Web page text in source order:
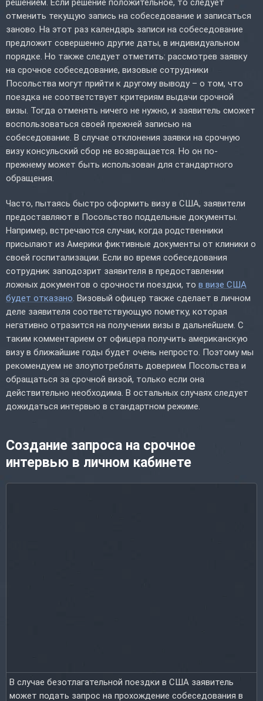
отменить текущую запись на собеседование и записаться
заново. На этот раз календарь записи на собеседование
предложит совершенно другие даты, в индивидуальном
порядке. Но также следует отметить: рассмотрев заявку
на срочное собеседование, визовые сотрудники
Посольства могут прийти к другому выводу – о том, что
поездка не соответствует критериям выдачи срочной
визы. Тогда отменять ничего не нужно, и заявитель сможет
воспользоваться своей прежней записью на
собеседование. В случае отклонения заявки на срочную
визу консульский сбор не возвращается. Но он по-
прежнему может быть использован для стандартного
обращения.
Часто, пытаясь быстро оформить визу в США, заявители
предоставляют в Посольство поддельные документы.
Например, встречаются случаи, когда родственники
присылают из Америки фиктивные документы от клиники о
своей госпитализации. Если во время собеседования
сотрудник заподозрит заявителя в предоставлении
ложных документов о срочности поездки, то в визе США
будет отказано . Визовый офицер также сделает в личном
деле заявителя соответствующую пометку, которая
негативно отразится на получении визы в дальнейшем. С
таким комментарием от офицера получить американскую
визу в ближайшие годы будет очень непросто. Поэтому мы
рекомендуем не злоупотреблять доверием Посольства и
обращаться за срочной визой, только если она
действительно необходима. В остальных случаях следует
дожидаться интервью в стандартном режиме.
Создание запроса на срочное
интервью в личном кабинете
В случае безотлагательной поездки в США заявитель
может подать запрос на прохождение собесе­до­вания в